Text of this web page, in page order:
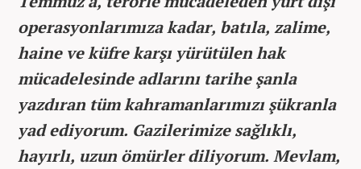
operasyonlarımıza kadar, batıla, zalime,
haine ve küfre karşı yürütülen hak
mücadelesinde adlarını tarihe şanla
yazdıran tüm kahramanlarımızı şükranla
yad ediyorum. Gazilerimize sağlıklı,
hayırlı, uzun ömürler diliyorum. Mevlam,